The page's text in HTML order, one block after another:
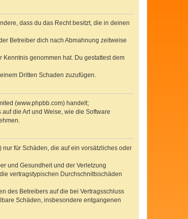
dass du das Recht besitzt, die in deinen
Betreiber dich nach Abmahnung zeitweise
genommen hat. Du gestattest dem
Dritten Schaden zuzufügen.
(www.phpbb.com) handelt;
die Art und Weise, wie die Software
für Schäden, die auf ein vorsätzliches oder
und Gesundheit und der Verletzung
vertragstypischen Durchschnittsschäden
des Betreibers auf die bei Vertragsschluss
Schäden, insbesondere entgangenen